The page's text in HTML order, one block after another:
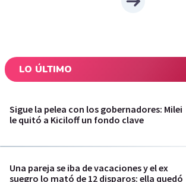
LO ÚLTIMO
Sigue la pelea con los gobernadores: Milei
le quitó a Kiciloff un fondo clave
Una pareja se iba de vacaciones y el ex
suegro lo mató de 12 disparos: ella quedó